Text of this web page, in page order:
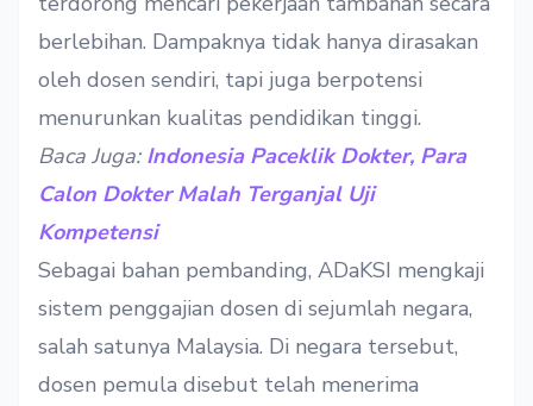
berlebihan. Dampaknya tidak hanya dirasakan
oleh dosen sendiri, tapi juga berpotensi
menurunkan kualitas pendidikan tinggi.
Baca Juga: Indonesia Paceklik Dokter, Para
Calon Dokter Malah Terganjal Uji
Kompetensi
Sebagai bahan pembanding, ADaKSI mengkaji
sistem penggajian dosen di sejumlah negara,
salah satunya Malaysia. Di negara tersebut,
dosen pemula disebut telah menerima